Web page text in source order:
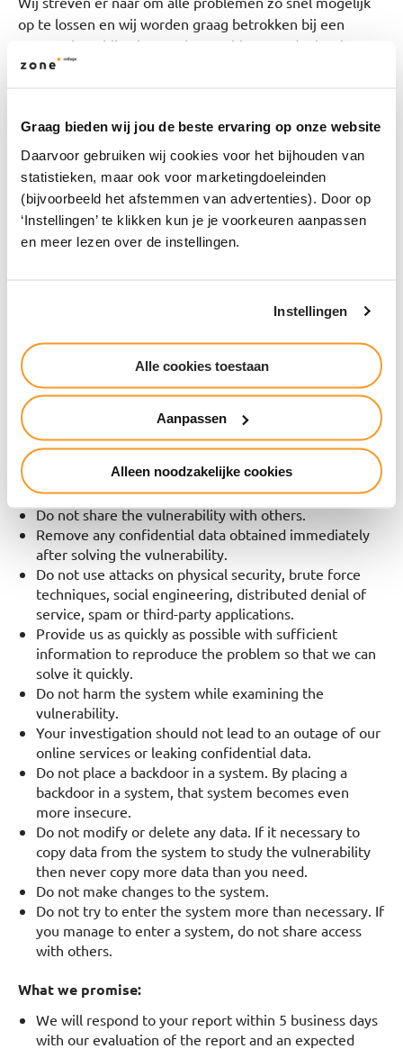
Graag bieden wij jou de beste ervaring op onze website
Daarvoor gebruiken wij cookies voor het bijhouden van
statistieken, maar ook voor marketingdoeleinden
(bijvoorbeeld het afstemmen van advertenties). Door op
‘Instellingen’ te klikken kun je je voorkeuren aanpassen
en meer lezen over de instellingen.
Instellingen
Alle cookies toestaan
Aanpassen
Alleen noodzakelijke cookies
op te lossen en wij worden graag betrokken bij een
eventuele publicatie over het probleem nadat het is
opgelost.
At Zone.college we value the security of our systems.
Despite our concern for this, there can still be
vulnerabilities present.
If you discover a vulnerability, we would like to know
about it so we can take steps to address it as quickly as
about Zone.college services or the availability of our
websites. Please use the regular support channels for
these issues.
The rules:
Do not abuse the vulnerability by downloading more
data than necessary to prove the leak or to view,
delete or modify confidential data.
Do not share the vulnerability with others.
Remove any confidential data obtained immediately
after solving the vulnerability.
Do not use attacks on physical security, brute force
techniques, social engineering, distributed denial of
service, spam or third-party applications.
Provide us as quickly as possible with sufficient
information to reproduce the problem so that we can
solve it quickly.
Do not harm the system while examining the
vulnerability.
Your investigation should not lead to an outage of our
online services or leaking confidential data.
Do not place a backdoor in a system. By placing a
backdoor in a system, that system becomes even
more insecure.
Do not modify or delete any data. If it necessary to
copy data from the system to study the vulnerability
then never copy more data than you need.
Do not make changes to the system.
Do not try to enter the system more than necessary. If
you manage to enter a system, do not share access
with others.
What we promise:
We will respond to your report within 5 business days
with our evaluation of the report and an expected